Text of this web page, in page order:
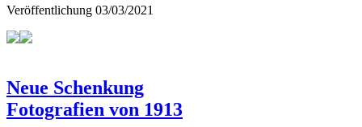
Veröffentlichung 03/03/2021
Neue Schenkung
Fotografien von 1913